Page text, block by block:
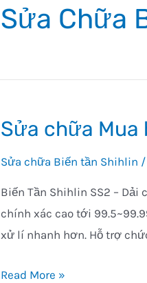
Sửa Chữa
Sửa chữa Mua
Sửa chữa Biến tần Shihlin /
Biến Tần Shihlin SS2 – Dải
chính xác cao tới
xử lí nhanh hơn. Hỗ trợ
Sửa
Read More »